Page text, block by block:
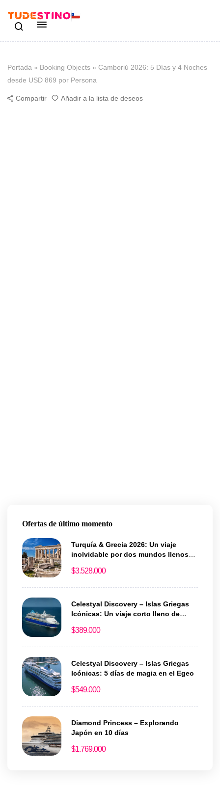
Portada » Booking Objects » Camboriú 2026: 5 Días y 4 Noches
desde USD 869 por Persona
Compartir Añadir a la lista de deseos
Ofertas de último momento
Turquía & Grecia 2026: Un viaje
inolvidable por dos mundos llenos
$3.528.000
Celestyal Discovery – Islas Griegas
Icónicas: Un viaje corto lleno de
$389.000
Celestyal Discovery – Islas Griegas
Icónicas: 5 días de magia en el Egeo
$549.000
Diamond Princess – Explorando
Japón en 10 días
$1.769.000